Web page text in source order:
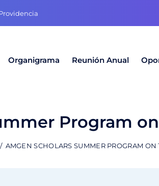
Organigrama Reunión Anual
Program
AMGEN SCHOLARS SUMMER PROGRAM ON